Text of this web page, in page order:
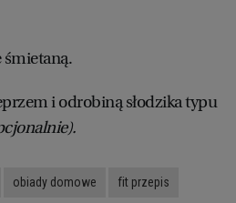
śmietaną.
i odrobiną słodzika typu
obiady domowe fit przepis